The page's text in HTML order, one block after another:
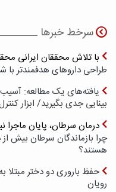
سرخط خبرها
با تلاش محققان ایرانی
طراحی داروهای هدفمندتر با
یافته‌های یک مطالعه:
بینایی جدی بگیرید/ ابزار
درمان سرطان، پایان ماجرا
چرا بازماندگان سرطان بیش
هستند؟
حفظ باروری دو دختر مبتلا
رویان